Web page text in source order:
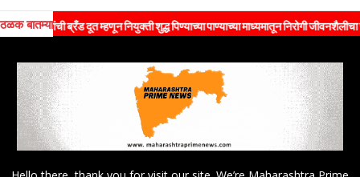
ठळक बातम्या
ब्रँड दूत म्हणून नियुक्ती शुद्ध पिण्याच्या पाण्याच्या माध्यमातून निरोगी जीवनशैलीचा संदेश